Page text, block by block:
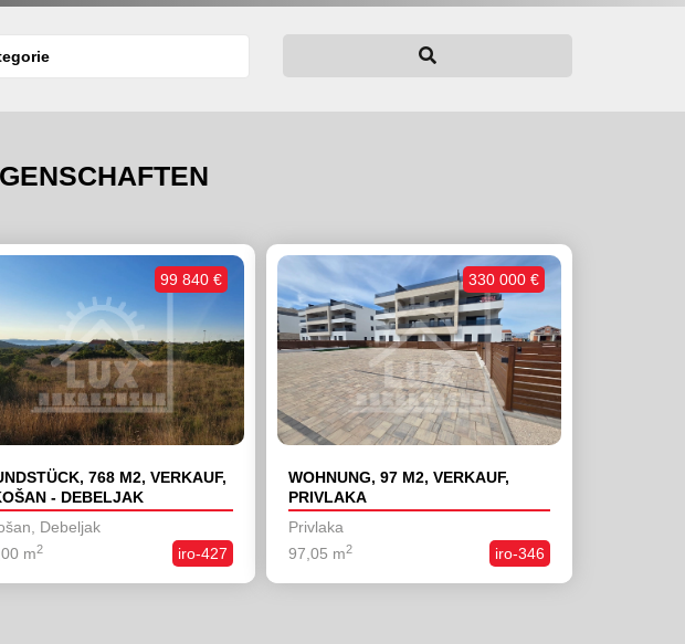
768 M2, VERKAUF,
- DEBELJAK
Debeljak
iro-427
m2
99 840 €
WOHNUNG, 97 M2, VERKAUF,
PRIVLAKA
Privlaka
iro-346
97,05 m2
330 000 €